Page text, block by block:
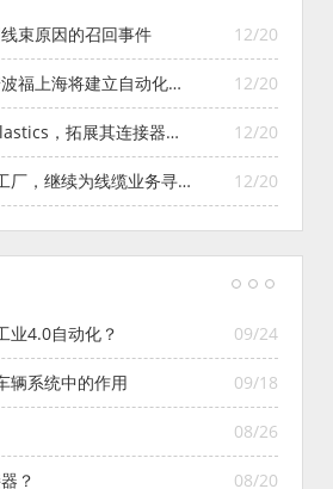
12/20
束原因的召回事件
12/20
福上海将建立自动化智
12/20
，拓展其连接器系
12/20
厂，继续为线缆业务寻找
09/24
业4.0自动化？
09/18
辆系统中的作用
08/26
08/20
？